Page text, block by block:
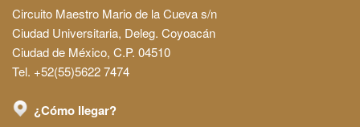
Circuito Maestro Mario de la Cueva s/n
Ciudad Universitaria, Deleg. Coyoacán
Ciudad de México, C.P. 04510
Tel. +52(55)5622 7474
¿Cómo llegar?